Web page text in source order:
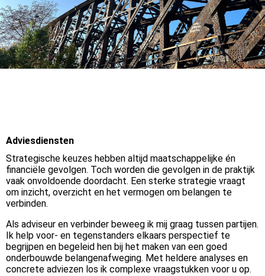
Adviesdiensten
Strategische keuzes hebben altijd maatschappelijke én
financiële gevolgen. Toch worden die gevolgen in de praktijk
vaak onvoldoende doordacht. Een sterke strategie vraagt
om inzicht, overzicht en het vermogen om belangen te
verbinden.
Als adviseur en verbinder beweeg ik mij graag tussen partijen.
Ik help voor- en tegenstanders elkaars perspectief te
begrijpen en begeleid hen bij het maken van een goed
onderbouwde belangenafweging. Met heldere analyses en
concrete adviezen los ik complexe vraagstukken voor u op.